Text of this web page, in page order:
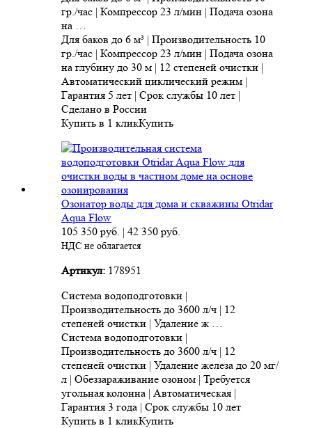
гр./час | Компрессор 23 л/мин | Подача озона
на …
Для баков до 6 м³ | Производительность 10
гр./час | Компрессор 23 л/мин | Подача озона
на глубину до 30 м | 12 степеней очистки |
Автоматический циклический режим |
Гарантия 5 лет | Срок службы 10 лет |
Сделано в России
Купить в 1 кликКупить
Озонатор воды для дома и скважины Otridar
Aqua Flow
105 350 руб. | 42 350 руб.
НДС не облагается
Артикул: 178951
Система водоподготовки |
Производительность до 3600 л/ч | 12
степеней очистки | Удаление ж …
Система водоподготовки |
Производительность до 3600 л/ч | 12
степеней очистки | Удаление железа до 20 мг/
л | Обеззараживание озоном | Требуется
угольная колонна | Автоматическая |
Гарантия 3 года | Срок службы 10 лет
Купить в 1 кликКупить